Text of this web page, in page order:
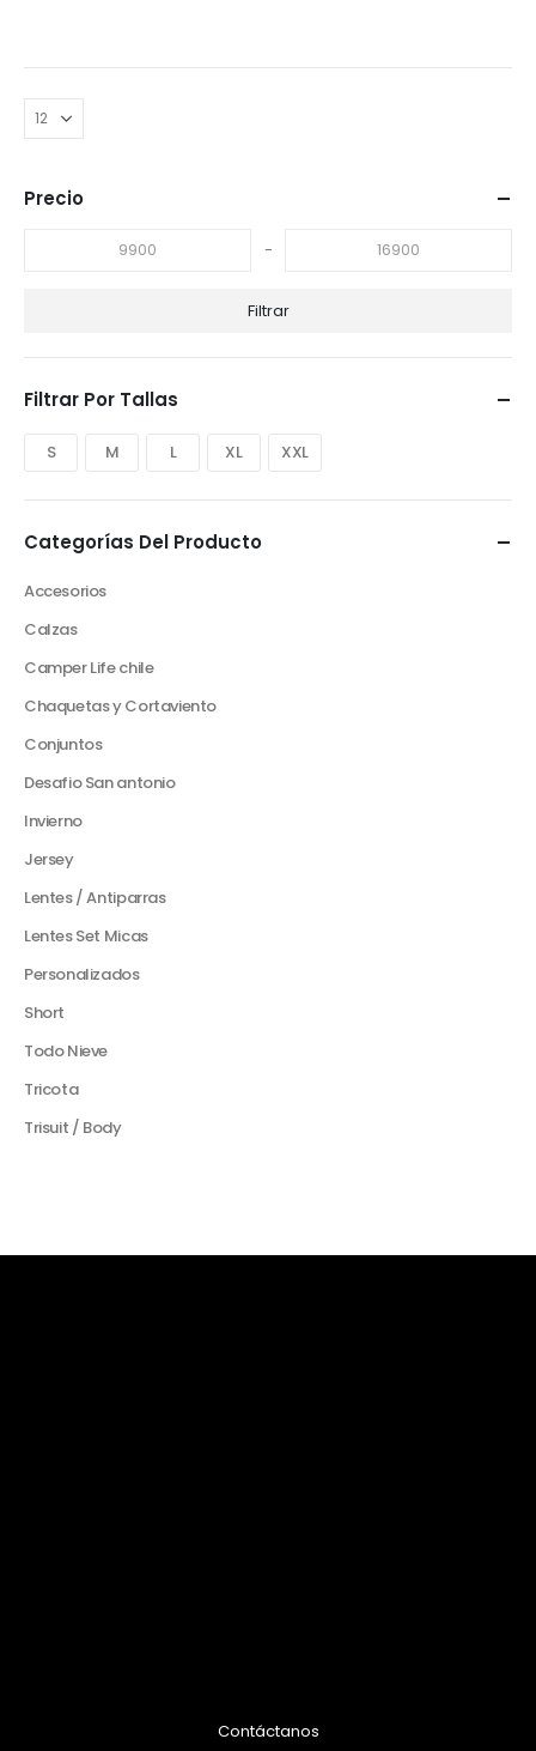
Precio
-
Filtrar
Filtrar Por Tallas
S M L XL XXL
Categorías Del Producto
Accesorios
Calzas
Camper Life chile
Chaquetas y Cortaviento
Conjuntos
Desafio San antonio
Invierno
Jersey
Lentes / Antiparras
Lentes Set Micas
Personalizados
Short
Todo Nieve
Tricota
Trisuit / Body
Contáctanos